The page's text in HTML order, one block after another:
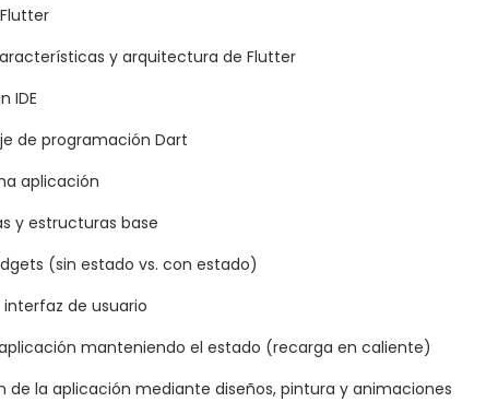
y arquitectura de Flutter
IDE
de programación Dart
aplicación
y estructuras base
(sin estado vs. con estado)
de usuario
manteniendo el estado (recarga en caliente)
de la aplicación mediante diseños, pintura y animaciones